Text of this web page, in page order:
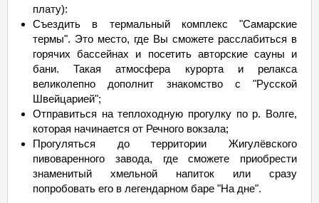
плату):
Съездить в термальный комплекс "Самарские
термы". Это место, где Вы сможете расслабиться в
горячих бассейнах и посетить авторские сауны и
бани. Такая атмосфера курорта и релакса
великолепно дополнит знакомство с "Русской
Швейцарией";
Отправиться на теплоходную прогулку по р. Волге,
которая начинается от Речного вокзала;
Прогуляться до территории Жигулёвского
пивоваренного завода, где сможете приобрести
знаменитый хмельной напиток или сразу
попробовать его в легендарном баре "На дне".